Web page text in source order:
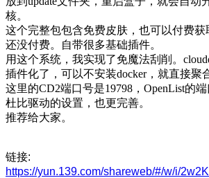
核。
这个完整包包含免费皮肤，也可以付费
还没付费。自带很多基础插件。
用这个系统，我实现了免魔法刮削。
插件化了，可以不安装docker，就直接聚
这里的CD2端口号是19798，OpenList的
杜比驱动的设置，也更完善。
推荐给大家。
链接:
https://yun.139.com/shareweb/#/w/i/